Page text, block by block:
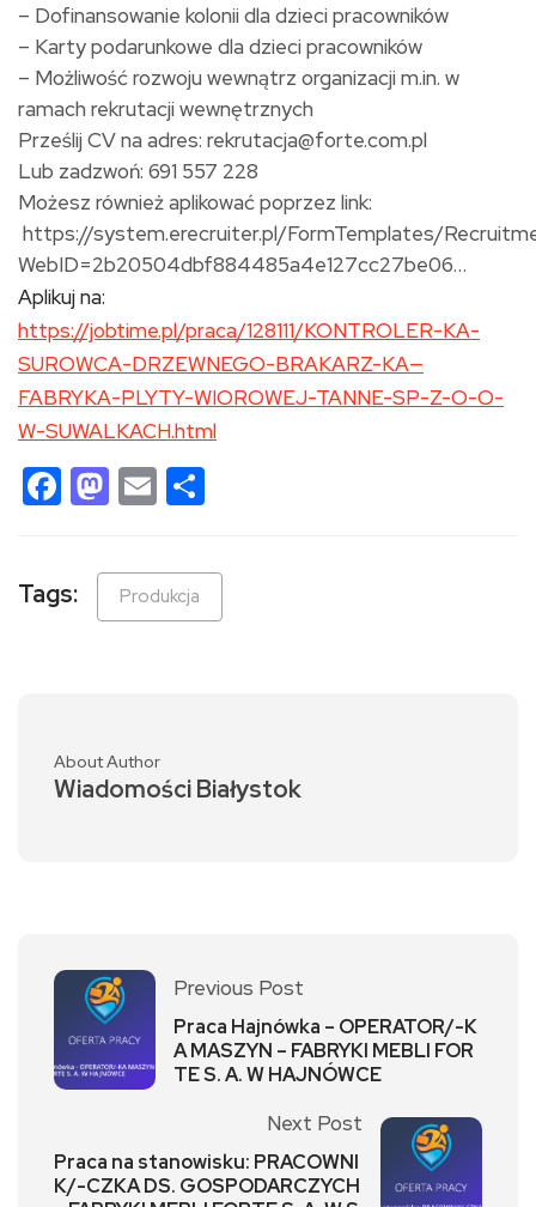
– Dofinansowanie kolonii dla dzieci pracowników
– Karty podarunkowe dla dzieci pracowników
– Możliwość rozwoju wewnątrz organizacji m.in. w
ramach rekrutacji wewnętrznych
Prześlij CV na adres: rekrutacja@forte.com.pl
Lub zadzwoń: 691 557 228
Możesz również aplikować poprzez link:
https://system.erecruiter.pl/FormTemplates/
WebID=2b20504dbf884485a4e127cc27be06…
Aplikuj na:
https://jobtime.pl/praca/128111/KONTROLER-KA-
SUROWCA-DRZEWNEGO-BRAKARZ-KA—
FABRYKA-PLYTY-WIOROWEJ-TANNE-SP-Z-O-O-
W-SUWALKACH.html
Facebook
Mastodon
Email
Tags: Produkcja
About Author
Wiadomości Białystok
Previous Post
Praca Hajnówka – OPERATOR/-K
A MASZYN – FABRYKI MEBLI FOR
TE S. A. W HAJNÓWCE
Next Post
Praca na stanowisku: PRACOWNI
K/-CZKA DS. GOSPODARCZYCH